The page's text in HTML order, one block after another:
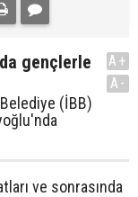
gençlerle
(İBB)
A+
A-
ve sonrasında